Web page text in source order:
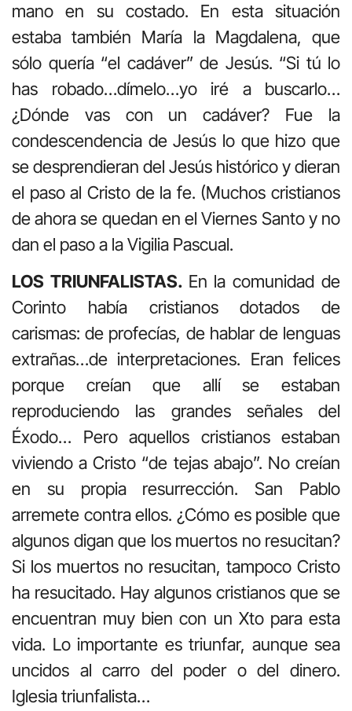
mano en su costado. En esta situación
estaba también María la Magdalena, que
sólo quería “el cadáver” de Jesús. “Si tú lo
has robado…dímelo…yo iré a buscarlo…
¿Dónde vas con un cadáver? Fue la
condescendencia de Jesús lo que hizo que
se desprendieran del Jesús histórico y dieran
el paso al Cristo de la fe. (Muchos cristianos
de ahora se quedan en el Viernes Santo y no
dan el paso a la Vigilia Pascual.
LOS TRIUNFALISTAS. En la comunidad de
Corinto había cristianos dotados de
carismas: de profecías, de hablar de lenguas
extrañas…de interpretaciones. Eran felices
porque creían que allí se estaban
reproduciendo las grandes señales del
Éxodo… Pero aquellos cristianos estaban
viviendo a Cristo “de tejas abajo”. No creían
en su propia resurrección. San Pablo
arremete contra ellos. ¿Cómo es posible que
algunos digan que los muertos no resucitan?
Si los muertos no resucitan, tampoco Cristo
ha resucitado. Hay algunos cristianos que se
encuentran muy bien con un Xto para esta
vida. Lo importante es triunfar, aunque sea
uncidos al carro del poder o del dinero.
Iglesia triunfalista…